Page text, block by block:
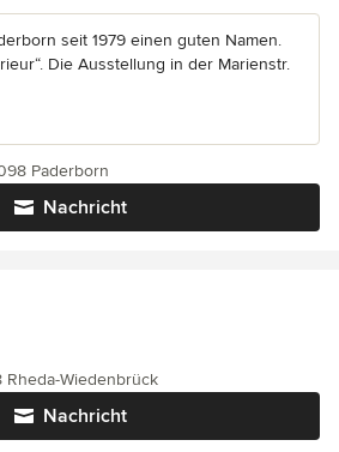
seit 1979 einen guten Namen.
Die Ausstellung in der Marienstr.
Nachricht
Paderborn
Nachricht
Rheda-Wiedenbrück